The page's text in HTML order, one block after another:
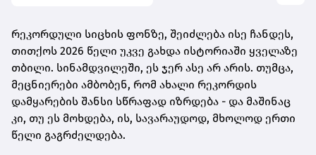
რეკორდული სიცხის ფონზე, შეიძლება ისე ჩანდეს,
თითქოს 2026 წელი უკვე გახდა ისტორიაში ყველაზე
თბილი. სინამდვილეში, ეს ჯერ ასე არ არის. თუმცა,
მეცნიერები ამბობენ, რომ ახალი რეკორდის
დამყარების შანსი სწრაფად იზრდება - და მაშინაც
კი, თუ ეს მოხდება, ის, სავარაუდოდ, მხოლოდ ერთი
წელი გაგრძელდება.